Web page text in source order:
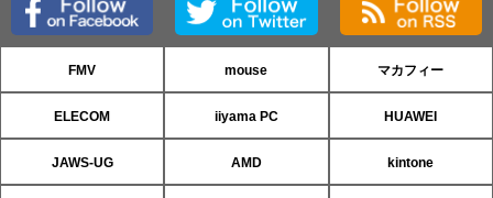
FMV mouse マカフィー
ELECOM iiyama PC HUAWEI
JAWS-UG AMD kintone